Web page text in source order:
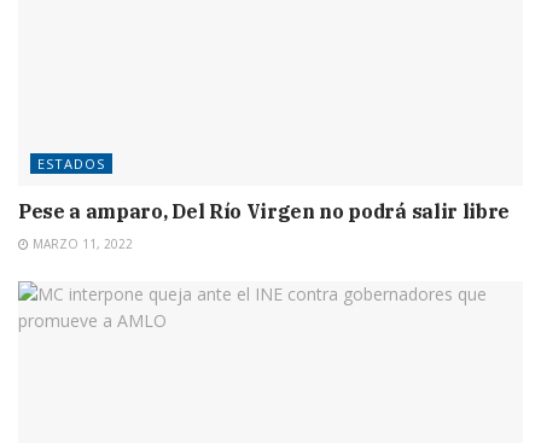
ESTADOS
Pese a amparo, Del Río Virgen no podrá salir libre
MARZO 11, 2022